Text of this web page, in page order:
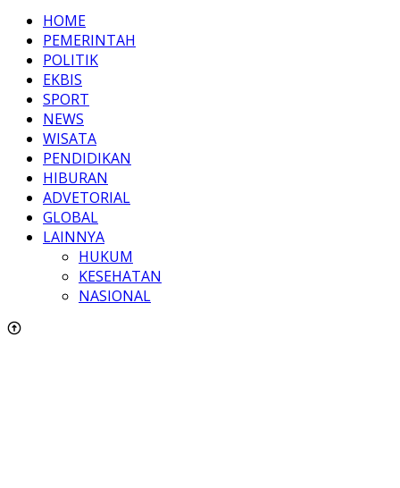
HOME
PEMERINTAH
POLITIK
EKBIS
SPORT
NEWS
WISATA
PENDIDIKAN
HIBURAN
ADVETORIAL
GLOBAL
LAINNYA
HUKUM
KESEHATAN
NASIONAL